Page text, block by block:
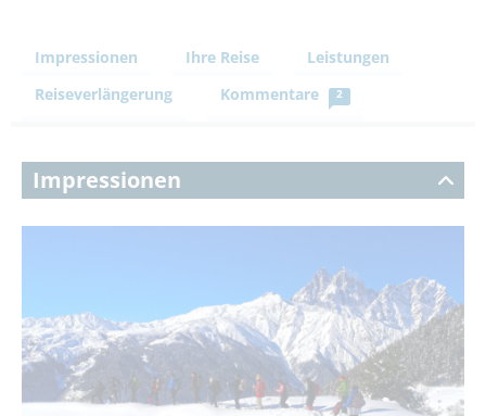
Impressionen Ihre Reise
Leistungen
Reiseverlängerung
Kommentare 2
Impressionen